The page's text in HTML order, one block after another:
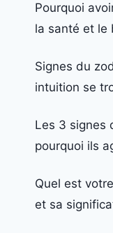
Pourquoi
la santé et le
Signes du
intuition se
Les 3 signes
pourquoi ils
Quel est
et sa